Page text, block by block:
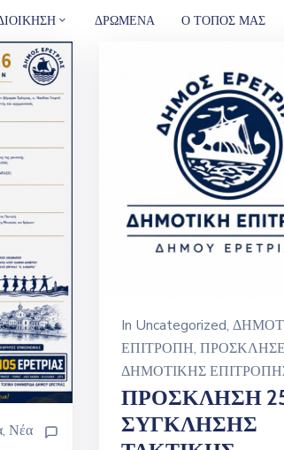
ΔΡΩΜΕΝΑ Ο ΤΟΠΟΣ ΜΑΣ
‚ Νέα
In Uncategorized‚
ΕΠΙΤΡΟΠΗ‚
ΔΗΜΟΤΙΚΗΣ
ΠΡΟΣΚΛΗΣΗ
ΣΥΓΚΛΗΣΗΣ